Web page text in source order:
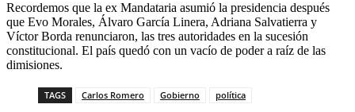
Recordemos que la ex Mandataria asumió la presidencia después
que Evo Morales, Álvaro García Linera, Adriana Salvatierra y
Víctor Borda renunciaron, las tres autoridades en la sucesión
constitucional. El país quedó con un vacío de poder a raíz de las
dimisiones.
TAGS Carlos Romero Gobierno política